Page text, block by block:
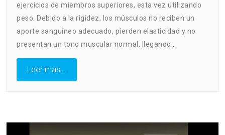
ejercicios de miembros superiores, esta vez utilizando
peso. Debido a la rigidez, los músculos no reciben un
aporte sanguíneo adecuado, pierden elasticidad y no
presentan un tono muscular normal, llegando…
Leer mas...